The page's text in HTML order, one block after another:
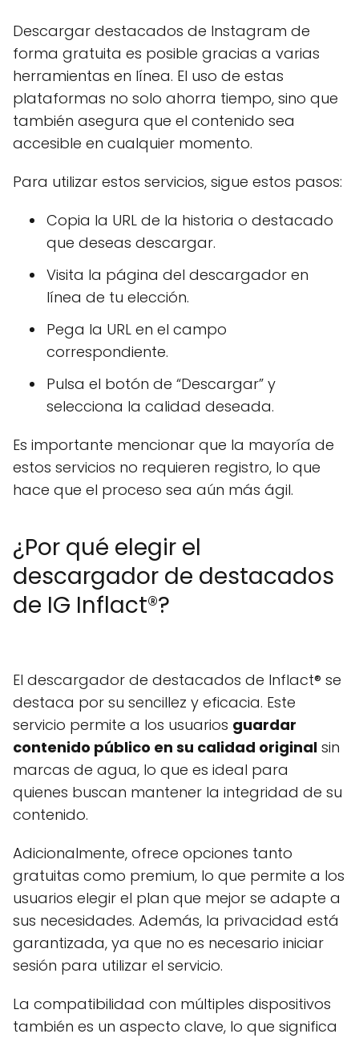
Descargar destacados de Instagram de
forma gratuita es posible gracias a varias
herramientas en línea. El uso de estas
plataformas no solo ahorra tiempo, sino que
también asegura que el contenido sea
accesible en cualquier momento.
Para utilizar estos servicios, sigue estos pasos:
Copia la URL de la historia o destacado
que deseas descargar.
Visita la página del descargador en
línea de tu elección.
Pega la URL en el campo
correspondiente.
Pulsa el botón de “Descargar” y
selecciona la calidad deseada.
Es importante mencionar que la mayoría de
estos servicios no requieren registro, lo que
hace que el proceso sea aún más ágil.
¿Por qué elegir el
descargador de destacados
de IG Inflact®?
El descargador de destacados de Inflact® se
destaca por su sencillez y eficacia. Este
servicio permite a los usuarios guardar
contenido público en su calidad original sin
marcas de agua, lo que es ideal para
quienes buscan mantener la integridad de su
contenido.
Adicionalmente, ofrece opciones tanto
gratuitas como premium, lo que permite a los
usuarios elegir el plan que mejor se adapte a
sus necesidades. Además, la privacidad está
garantizada, ya que no es necesario iniciar
sesión para utilizar el servicio.
La compatibilidad con múltiples dispositivos
también es un aspecto clave, lo que significa